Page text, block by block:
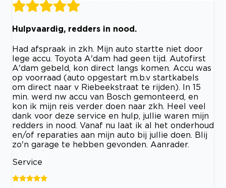
Hulpvaardig, redders in nood.
Had afspraak in zkh. Mijn auto startte niet door
lege accu. Toyota A'dam had geen tijd. Autofirst
A'dam gebeld, kon direct langs komen. Accu was
op voorraad (auto opgestart m.b.v startkabels
om direct naar v Riebeekstraat te rijden). In 15
min. werd nw accu van Bosch gemonteerd, en
kon ik mijn reis verder doen naar zkh. Heel veel
dank voor deze service en hulp, jullie waren mijn
redders in nood. Vanaf nu laat ik al het onderhoud
en/of reparaties aan mijn auto bij jullie doen. Blij
zo'n garage te hebben gevonden. Aanrader.
Service